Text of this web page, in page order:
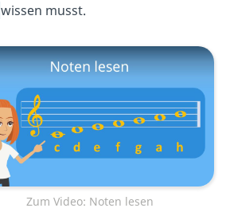
wissen musst.
Zum Video: Noten lesen